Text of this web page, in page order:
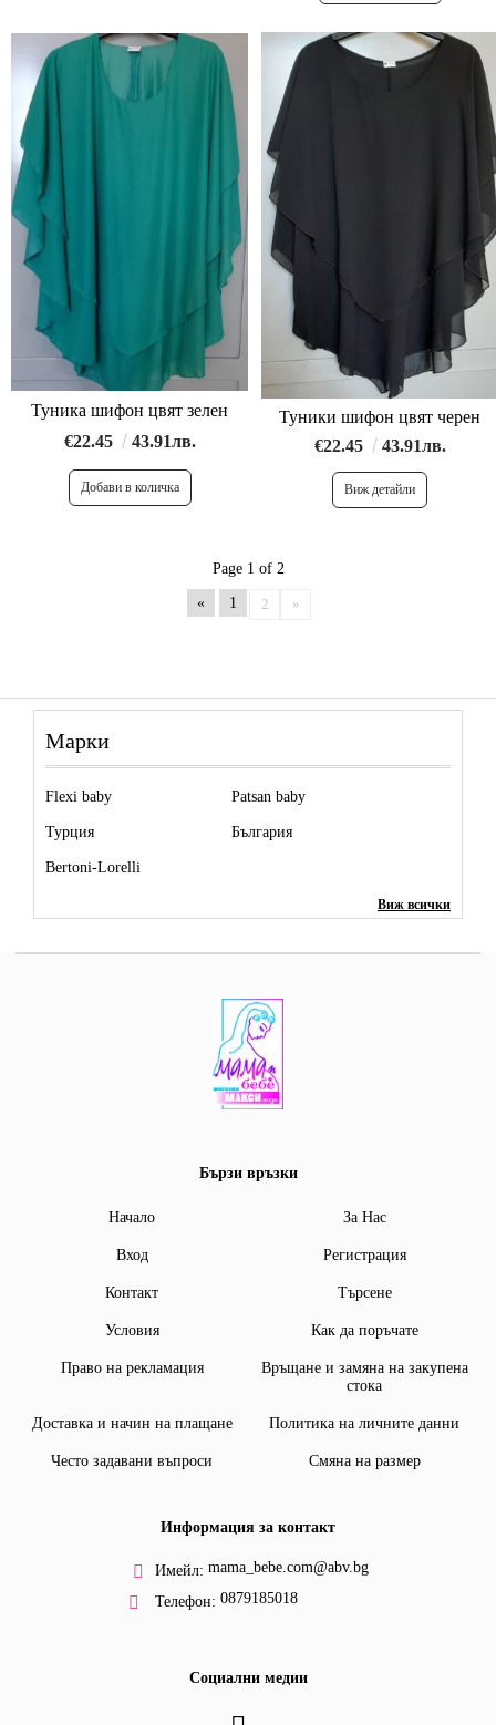
Туника шифон цвят зелен
€22.45
43.91лв.
Туники шифон цвят черен
€22.45
43.91лв.
Виж детайли
Page 1 of 2
« 1 2 »
Марки
Flexi baby Patsan baby
Турция България
Bertoni-Lorelli
Виж всички
Бързи връзки
Начало За Нас
Вход Регистрация
Контакт Търсене
Условия Как да поръчате
Право на рекламация
Връщане и замяна на закупена
стока
Доставка и начин на плащане Политика на личните данни
Често задавани въпроси Смяна на размер
Информация за контакт
Имейл: mama_bebe.com@abv.bg
Телефон: 0879185018
Социални медии